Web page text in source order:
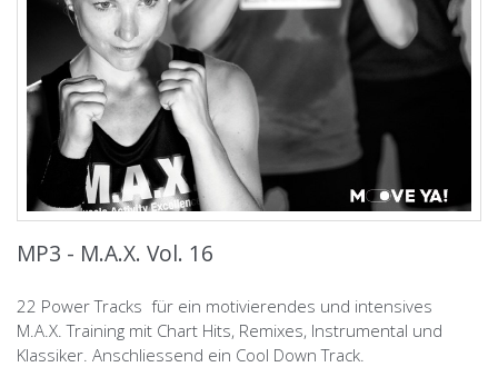
MP3 - M.A.X. Vol. 16
22 Power Tracks für ein motivierendes und intensives
M.A.X. Training mit Chart Hits, Remixes, Instrumental und
Klassiker. Anschliessend ein Cool Down Track.